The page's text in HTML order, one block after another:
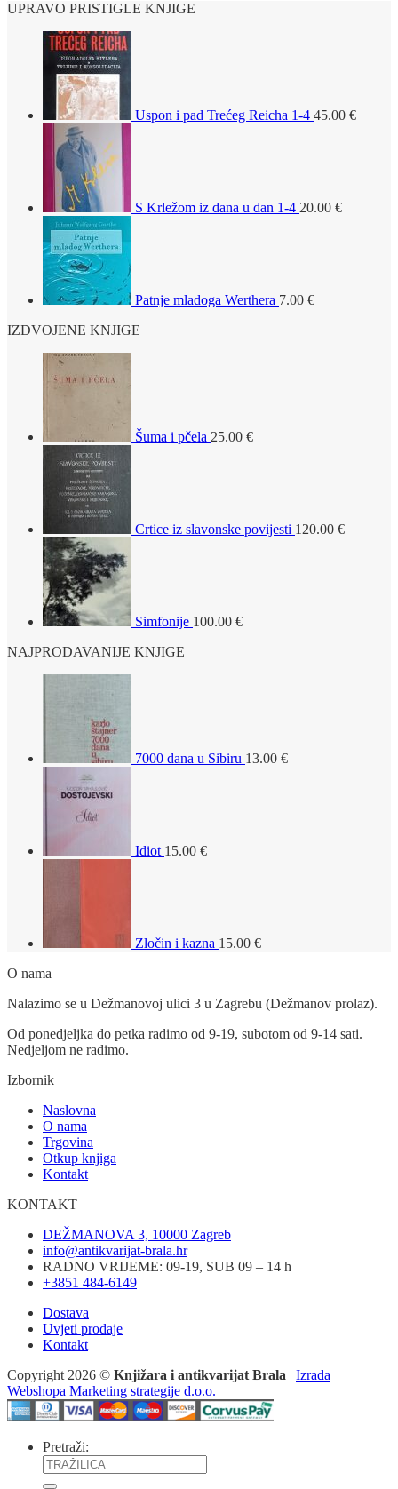
UPRAVO PRISTIGLE KNJIGE
Uspon i pad Trećeg Reicha 1-4 45.00 €
S Krležom iz dana u dan 1-4 20.00 €
Patnje mladoga Werthera 7.00 €
IZDVOJENE KNJIGE
Šuma i pčela 25.00 €
Crtice iz slavonske povijesti 120.00 €
Simfonije 100.00 €
NAJPRODAVANIJE KNJIGE
7000 dana u Sibiru 13.00 €
Idiot 15.00 €
Zločin i kazna 15.00 €
O nama
Nalazimo se u Dežmanovoj ulici 3 u Zagrebu (Dežmanov prolaz).
Od ponedjeljka do petka radimo od 9-19, subotom od 9-14 sati.
Nedjeljom ne radimo.
Izbornik
Naslovna
O nama
Trgovina
Otkup knjiga
Kontakt
KONTAKT
DEŽMANOVA 3, 10000 Zagreb
info@antikvarijat-brala.hr
RADNO VRIJEME: 09-19, SUB 09 – 14 h
+3851 484-6149
Dostava
Uvjeti prodaje
Kontakt
Copyright 2026 © Knjižara i antikvarijat Brala | Izrada
Webshopa Marketing strategije d.o.o.
Pretraži: